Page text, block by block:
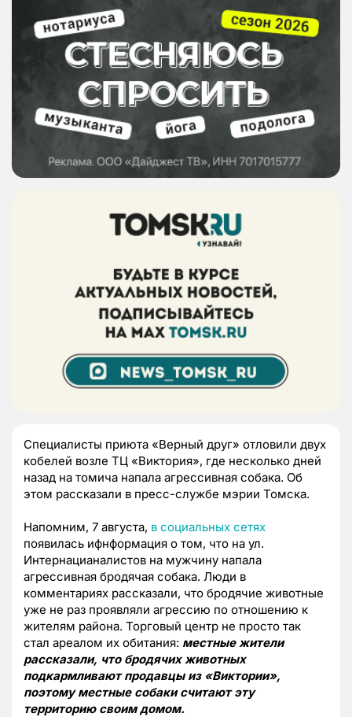
Специалисты приюта «Верный друг» отловили двух
кобелей возле ТЦ «Виктория», где несколько дней
назад на томича напала агрессивная собака. Об
этом рассказали в пресс-службе мэрии Томска.
Напомним, 7 августа, в социальных сетях
появилась ифнформация о том, что на ул.
Интернацианалистов на мужчину напала
агрессивная бродячая собака. Люди в
комментариях рассказали, что бродячие животные
уже не раз проявляли агрессию по отношению к
жителям района. Торговый центр не просто так
стал ареалом их обитания: местные жители
рассказали, что бродячих животных
подкармливают продавцы из «Виктории»,
поэтому местные собаки считают эту
территорию своим домом.